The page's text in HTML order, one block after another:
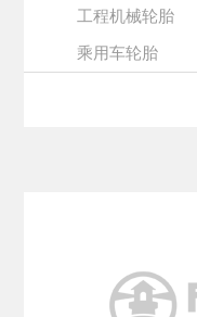
工程机械轮胎
乘用车轮胎